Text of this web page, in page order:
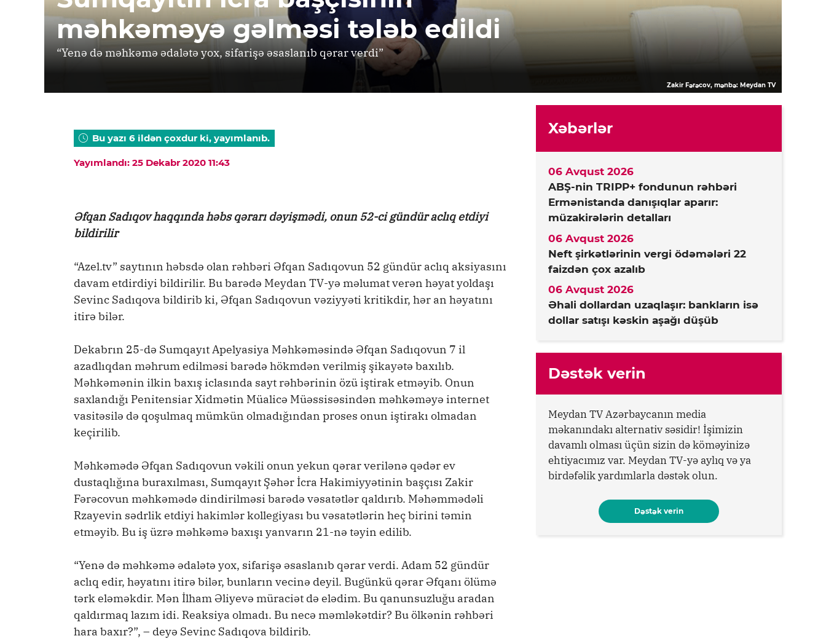
məhkəməyə gəlməsi tələb edildi
“Yenə də məhkəmə ədalətə yox, sifarişə əsaslanıb qərar verdi”
Zakir Fərəcov, mənbə: Meydan TV
Bu yazı 6 ildən çoxdur ki, yayımlanıb.
Yayımlandı: 25 Dekabr 2020 11:43
Əfqan Sadıqov haqqında həbs qərarı dəyişmədi, onun 52-ci gündür aclıq etdiyi
bildirilir
“Azel.tv” saytının həbsdə olan rəhbəri Əfqan Sadıqovun 52 gündür aclıq aksiyasını
davam etdirdiyi bildirilir. Bu barədə Meydan TV-yə məlumat verən həyat yoldaşı
Sevinc Sadıqova bildirib ki, Əfqan Sadıqovun vəziyyəti kritikdir, hər an həyatını
itirə bilər.
Dekabrın 25-də Sumqayıt Apelyasiya Məhkəməsində Əfqan Sadıqovun 7 il
azadlıqdan məhrum edilməsi barədə hökmdən verilmiş şikayətə baxılıb.
Məhkəmənin ilkin baxış iclasında sayt rəhbərinin özü iştirak etməyib. Onun
saxlandığı Penitensiar Xidmətin Müalicə Müəssisəsindən məhkəməyə internet
vasitəsilə də qoşulmaq mümkün olmadığından proses onun iştirakı olmadan
keçirilib.
Məhkəmədə Əfqan Sadıqovun vəkili onun yekun qərar verilənə qədər ev
dustaqlığına buraxılması, Sumqayıt Şəhər İcra Hakimiyyətinin başçısı Zakir
Fərəcovun məhkəmədə dindirilməsi barədə vəsatətlər qaldırıb. Məhəmmədəli
Rzayevin sədrlik etdiyi hakimlər kollegiyası bu vəsatətlərin heç birini təmin
etməyib. Bu iş üzrə məhkəmə baxışı yanvarın 21-nə təyin edilib.
“Yenə də məhkəmə ədalətə yox, sifarişə əsaslanıb qərar verdi. Adam 52 gündür
aclıq edir, həyatını itirə bilər, bunların vecinə deyil. Bugünkü qərar Əfqanı ölümə
tərk eləməkdir. Mən İlham Əliyevə müraciət də elədim. Bu qanunsuzluğu aradan
qaldırmaq lazım idi. Reaksiya olmadı. Bu necə məmləkətdir? Bu ölkənin rəhbəri
hara baxır?”, – deyə Sevinc Sadıqova bildirib.
Xəbərlər
ABŞ-nin TRIPP+ fondunun rəhbəri
Ermənistanda danışıqlar aparır:
müzakirələrin detalları
06 Avqust 2026
Neft şirkətlərinin vergi ödəmələri 22
faizdən çox azalıb
06 Avqust 2026
Əhali dollardan uzaqlaşır: bankların isə
dollar satışı kəskin aşağı düşüb
06 Avqust 2026
Dəstək verin
Meydan TV Azərbaycanın media
məkanındakı alternativ səsidir! İşimizin
davamlı olması üçün sizin də köməyinizə
ehtiyacımız var. Meydan TV-yə aylıq və ya
birdəfəlik yardımlarla dəstək olun.
Dəstək verin